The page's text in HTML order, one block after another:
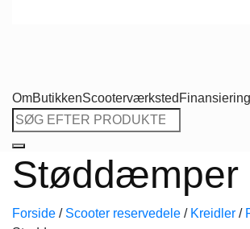
OmButikkenScooterværksted Finansiering
Søg
efter:
Støddæmper
Forside / Scooter reservedele / Kreidler /